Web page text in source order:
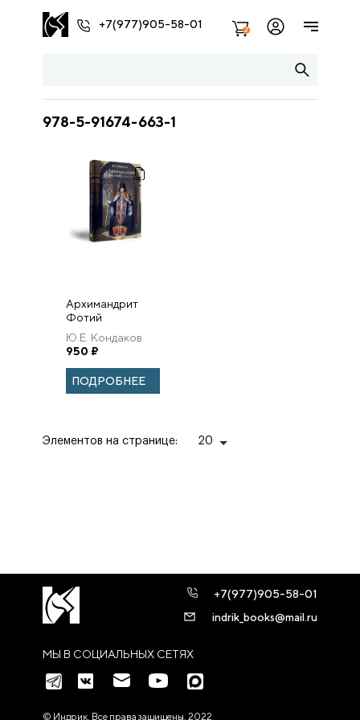
+7(977)905-58-01 2
978-5-91674-663-1
Архимандрит
Фотий
(Спасский).
Сочинения и
общественная
деятельность.
Посвящается
Ю.Е. Кондаков
950 ₽
ПОДРОБНЕЕ
Элементов на странице: 20
МЫ В СОЦИАЛЬНЫХ СЕТЯХ
+7(977)905-58-01
indrik_books@mail.ru
© Индрик. Все права защищены, 2022